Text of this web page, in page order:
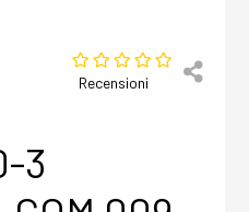
Recensioni
3